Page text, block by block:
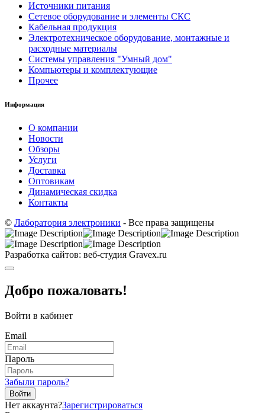
Источники питания
Сетевое оборудование и элементы СКС
Кабельная продукция
Электротехническое оборудование, монтажные и
расходные материалы
Системы управления "Умный дом"
Компьютеры и комплектующие
Прочее
Информация
О компании
Новости
Обзоры
Услуги
Доставка
Оптовикам
Динамическая скидка
Контакты
© Лаборатория электроники - Все права защищены
Разработка сайтов: веб-студия Gravex.ru
Добро пожаловать!
Войти в кабинет
Email
Пароль
Забыли пароль?
Войти
Нет аккаунта?Зарегистрироваться